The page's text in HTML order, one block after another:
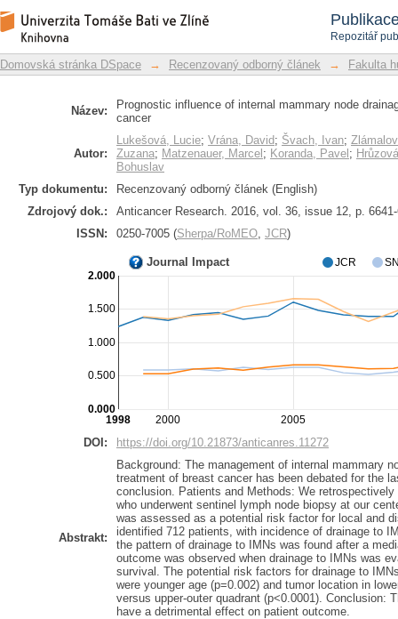
Repozitář
Prognostic influence of internal
stage breast cancer
Repozitář DSpace/Manakin
Domovská stránka DSpace → Recenzovaný odborný článek → Fakulta
Název:
Prognostic influence of internal mammary node
cancer
Autor:
Lukešová, Lucie; Vrána, David; Švach, Ivan;
Zuzana; Matzenauer, Marcel ; Koranda, Pavel ;
Bohuslav
Typ dokumentu:
Recenzovaný odborný článek (English)
Zdrojový dok.:
Anticancer Research. 2016, vol. 36, issue 12, p.
ISSN:
0250-7005 (Sherpa/RoMEO, JCR)
Journal Impact
2000 2005
1998
0.500
1.000
1.500
0.000
2.000
JCR
DOI: https://doi.org/10.21873/anticanres.11272
Abstrakt:
Background: The management of internal mammary
treatment of breast cancer has been debated for the
conclusion. Patients and Methods: We
who underwent sentinel lymph node biopsy at our
was assessed as a potential risk factor for local and
identified 712 patients, with incidence of drainage to
the pattern of drainage to IMNs was found after a
outcome was observed when drainage to IMNs was
survival. The potential risk factors for drainage to
were younger age (p=0.002) and tumor location in
versus upper-outer quadrant (p<0.0001). Conclusion:
have a detrimental effect on patient outcome.